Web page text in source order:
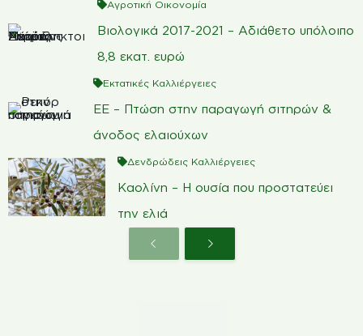
Αγροτική Οικονομία
Βιολογικά 2017-2021 – Αδιάθετο υπόλοιπο
8,8 εκατ. ευρώ
Εκτατικές Καλλιέργειες
ΕΕ – Πτώση στην παραγωγή σιτηρών &
άνοδος ελαιούχων
Δενδρώδεις Καλλιέργειες
Καολίνη – Η ουσία που προστατεύει
την ελιά